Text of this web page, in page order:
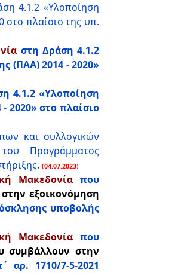
4.1.2 «Υλοποίηση
πλαίσιο της υπ.
στη Δράση 4.1.2
(ΠΑΑ) 2014 - 2020»
4.1.2 «Υλοποίηση
2020» στο πλαίσιο
και συλλογικών
Προγράμματος
. (04.07.2023)
Μακεδονία που
εξοικονόμηση
υποβολής
Μακεδονία που
συμβάλλουν στην
αρ. 1710/7-5-2021